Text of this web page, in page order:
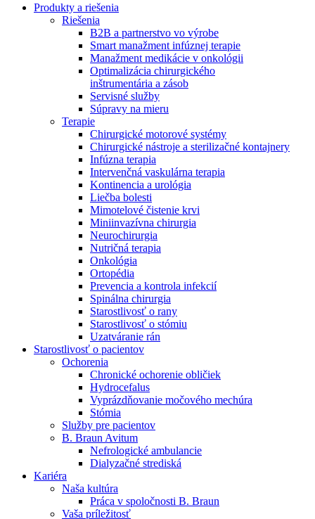
Produktový katalóg​
Objavte naše produkty. ​Navštívte produktový katalóg B.
Braun​ s našim kompletným produktovým portfóliom.​
Nefrologické ambulancie
V nefrologických ambulanciách prevádzkujeme poradenstvo
a prípravu pacientov k jednotlivým metódam náhrady funkcie
obličiek. Zvoľte si mesto, ktoré potrebujete a navštívte nás.
Zostaňte v dialógu s B. Braun. Kontaktujte nás.
Produkty a riešenia
Riešenia
B2B a partnerstvo vo výrobe
Smart manažment infúznej terapie
Manažment medikácie v onkológii
Optimalizácia chirurgického
inštrumentária a zásob
Servisné služby
Súpravy na mieru
Terapie
Chirurgické motorové systémy
Chirurgické nástroje a sterilizačné kontajnery
Infúzna terapia
Intervenčná vaskulárna terapia
Kontinencia a urológia
Liečba bolesti
Mimotelové čistenie krvi
Miniinvazívna chirurgia
Neurochirurgia
Nutričná terapia
Onkológia
Ortopédia
Prevencia a kontrola infekcií
Spinálna chirurgia
Starostlivosť o rany
Starostlivosť o stómiu
Uzatváranie rán
Starostlivosť o pacientov
Ochorenia
Chronické ochorenie obličiek
Hydrocefalus
Vyprázdňovanie močového mechúra
Stómia
Služby pre pacientov
B. Braun Avitum
Nefrologické ambulancie
Dialyzačné strediská
Kariéra
Naša kultúra
Práca v spoločnosti B. Braun
Vaša príležitosť